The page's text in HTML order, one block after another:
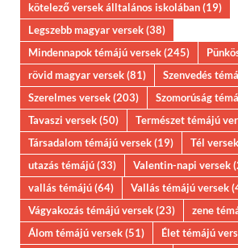
kötelező versek álltalános iskolában(19)
Legszebb magyar versek(38)
Mindennapok témájú versek(245)
rövid magyar versek(81) Szenvedés
Szerelmes versek(203) Szomorúság
Tavaszi versek(50) Természet témájú
Társadalom témájú versek(19) Tél versek
utazás témájú(33) Valentin-napi versek
vallás témájú(64) Vallás témájú versek
Vágyakozás témájú versek(23) zene
Álom témájú versek(51) Élet témájú